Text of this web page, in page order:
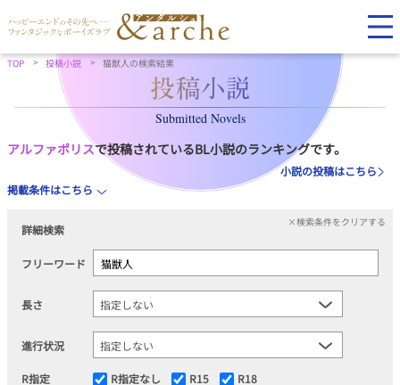
TOP 投稿小説 猫獣人の検索結果
Submitted Novels
アルファポリスで投稿されているBL小説のランキングです。
小説の投稿はこちら
掲載条件はこちら
詳細検索
×検索条件をクリアする
フリーワード
長さ
進行状況
R指定 R指定なし R15 R18